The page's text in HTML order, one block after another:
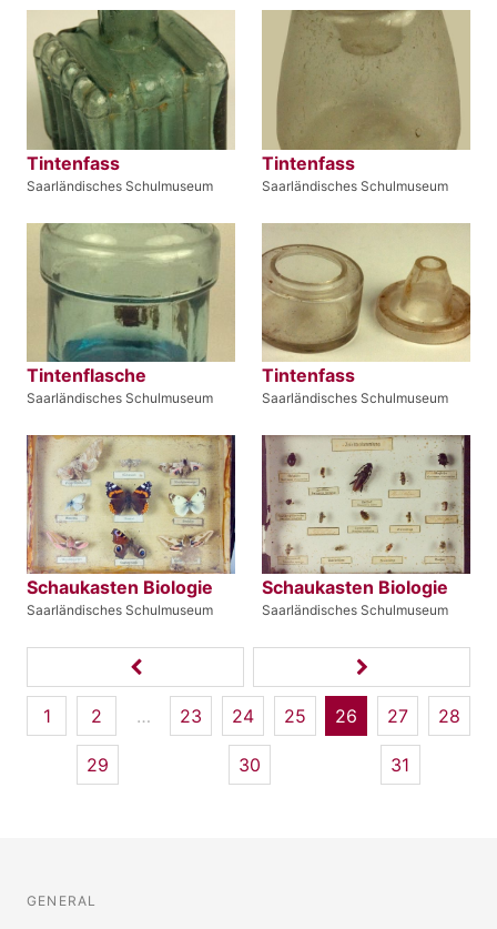
Tintenfass
Saarländisches Schulmuseum
Tintenfass
Saarländisches Schulmuseum
Tintenflasche
Saarländisches Schulmuseum
Tintenfass
Saarländisches Schulmuseum
Schaukasten Biologie
Saarländisches Schulmuseum
Schaukasten Biologie
Saarländisches Schulmuseum
1 2 … 23 24 25 26 27 28
29 30 31
GENERAL